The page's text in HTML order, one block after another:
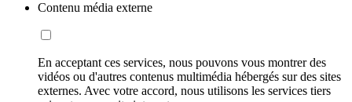
Contenu média externe
En acceptant ces services, nous pouvons vous montrer des
vidéos ou d'autres contenus multimédia hébergés sur des sites
externes. Avec votre accord, nous utilisons les services tiers